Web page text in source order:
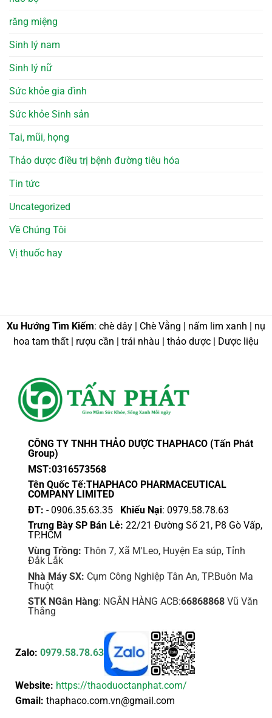
răng miệng
Sinh lý nam
Sinh lý nữ
Sức khỏe gia đình
Sức khỏe Sinh sản
Tai, mũi, họng
Thảo dược điều trị bệnh đường tiêu hóa
Tin tức
Uncategorized
Về Chúng Tôi
Vị thuốc hay
Xu Hướng Tìm Kiếm: chè dây | Chè Vằng | nấm lim xanh | nụ
hoa tam thất | rượu cần | trái nhàu | thảo dược | Dược liệu
CÔNG TY TNHH THẢO DƯỢC THAPHACO (Tấn Phát
Group)
MST:0316573568
Tên Quốc Tế:THAPHACO PHARMACEUTICAL
COMPANY LIMITED
ĐT: - 0906.35.63.35 Khiếu Nại: 0979.58.78.63
Trưng Bày SP Bán Lẻ: 22/21 Đường Số 21, P8 Gò Vấp,
TP.HCM
Vùng Trồng: Thôn 7, Xã M'Leo, Huyện Ea súp, Tỉnh
Đắk Lắk
Nhà Máy SX: Cụm Công Nghiệp Tân An, TP.Buôn Ma
Thuột
STK NGân Hàng: NGÂN HÀNG ACB:66868868Vũ Văn
Thắng
Zalo: 0979.58.78.63
Website: https://thaoduoctanphat.com/
Gmail: thaphaco.com.vn@gmail.com